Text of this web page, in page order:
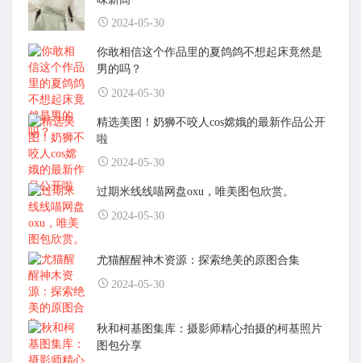
2024-05-30
你敢相信这个作品里的夏鸽鸽不想起床竟然是
男的吗？
2024-05-30
精选美图！奶狮不咬人cos嫦娥的最新作品公开
啦
2024-05-30
过期米线线喵网盘oxu，唯美图包欣赏。
2024-05-30
尤猫醒醒神木资源：探索绝美的原图合集
2024-05-30
秋和柯基图集库：摄影师精心拍摄的柯基照片
图包分享